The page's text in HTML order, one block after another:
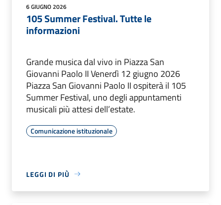
6 GIUGNO 2026
105 Summer Festival. Tutte le
informazioni
Grande musica dal vivo in Piazza San
Giovanni Paolo II Venerdì 12 giugno 2026
Piazza San Giovanni Paolo II ospiterà il 105
Summer Festival, uno degli appuntamenti
musicali più attesi dell’estate.
Comunicazione istituzionale
LEGGI DI PIÙ